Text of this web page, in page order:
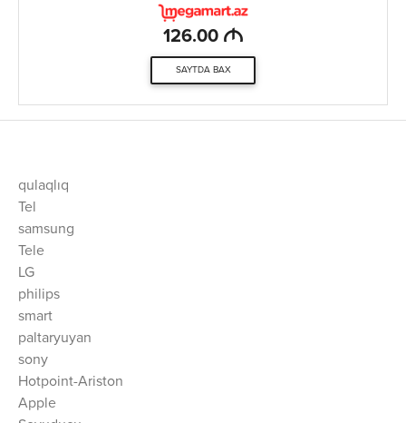
126.00 M
SAYTDA BAX
qulaqlıq
Tel
samsung
Tele
LG
philips
smart
paltaryuyan
sony
Hotpoint-Ariston
Apple